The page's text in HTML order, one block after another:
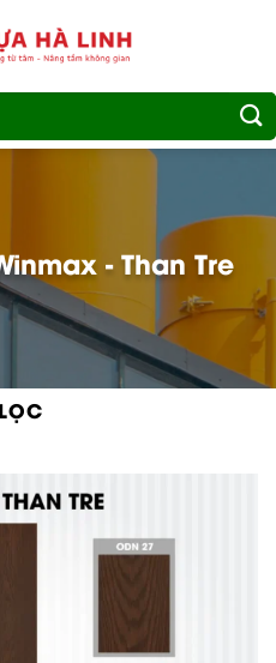
- Than Tre
LỌC